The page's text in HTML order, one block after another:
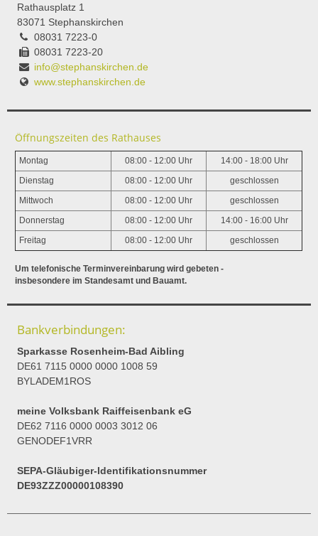
Rathausplatz 1
83071 Stephanskirchen
08031 7223-0
08031 7223-20
info@stephanskirchen.de
www.stephanskirchen.de
Öffnungszeiten des Rathauses
Montag 08:00 - 12:00 Uhr 14:00 - 18:00 Uhr
Dienstag 08:00 - 12:00 Uhr geschlossen
Mittwoch 08:00 - 12:00 Uhr geschlossen
Donnerstag 08:00 - 12:00 Uhr 14:00 - 16:00 Uhr
Freitag 08:00 - 12:00 Uhr geschlossen
Um telefonische Terminvereinbarung wird gebeten -
insbesondere im Standesamt und Bauamt.
Bankverbindungen:
Sparkasse Rosenheim-Bad Aibling
DE61 7115 0000 0000 1008 59
BYLADEM1ROS
meine Volksbank Raiffeisenbank eG
DE62 7116 0000 0003 3012 06
GENODEF1VRR
SEPA-Gläubiger-Identifikationsnummer
DE93ZZZ00000108390